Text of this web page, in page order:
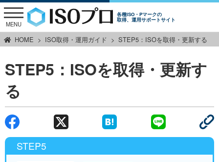
各種ISO・Pマークの
取得、運用サポートサイト
MENU
HOME ISO取得・運用ガイド STEP5：ISOを取得・更新する
STEP5：ISOを取得・更新す
る
STEP5